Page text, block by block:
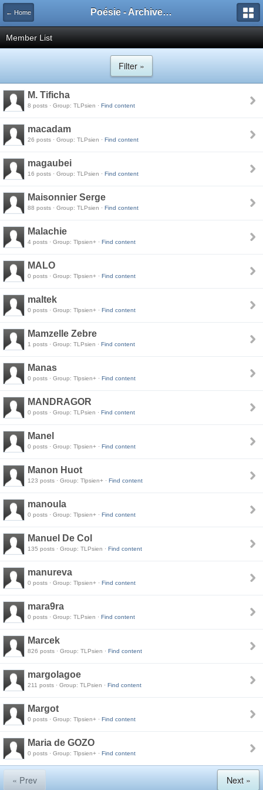
← Home Poésie - Archives de Toute La Poésie - 2005 - 2006
Member List
Filter »
M. Tificha
8 posts · Group: TLPsien · Find content
macadam
26 posts · Group: TLPsien · Find content
magaubei
16 posts · Group: TLPsien · Find content
Maisonnier Serge
88 posts · Group: TLPsien · Find content
Malachie
4 posts · Group: Tlpsien+ · Find content
MALO
0 posts · Group: Tlpsien+ · Find content
maltek
0 posts · Group: Tlpsien+ · Find content
Mamzelle Zebre
1 posts · Group: TLPsien · Find content
Manas
0 posts · Group: Tlpsien+ · Find content
MANDRAGOR
0 posts · Group: TLPsien · Find content
Manel
0 posts · Group: Tlpsien+ · Find content
Manon Huot
123 posts · Group: Tlpsien+ · Find content
manoula
0 posts · Group: Tlpsien+ · Find content
Manuel De Col
135 posts · Group: TLPsien · Find content
manureva
0 posts · Group: Tlpsien+ · Find content
mara9ra
0 posts · Group: TLPsien · Find content
Marcek
826 posts · Group: TLPsien · Find content
margolagoe
211 posts · Group: TLPsien · Find content
Margot
0 posts · Group: Tlpsien+ · Find content
Maria de GOZO
0 posts · Group: Tlpsien+ · Find content
« Prev Next »